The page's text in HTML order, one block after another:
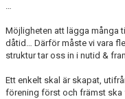
…
Möjligheten att lägga många
dåtid… Därför måste vi vara
struktur tar oss in i nutid &
Ett enkelt skal är skapat,
förening först och främst ska